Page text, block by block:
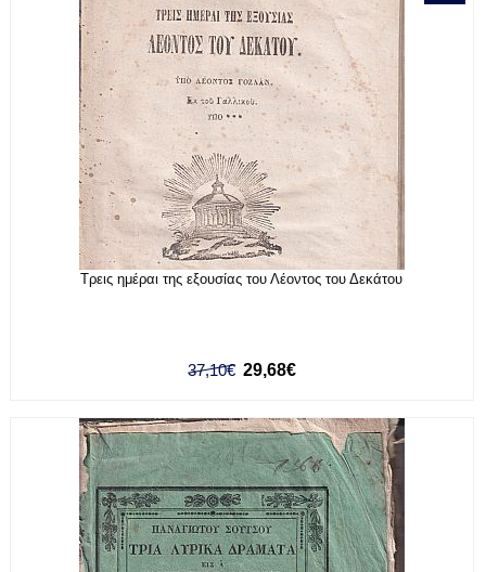
Τρεις ημέραι της εξουσίας του Λέοντος του Δεκάτου
37,10€ 29,68€